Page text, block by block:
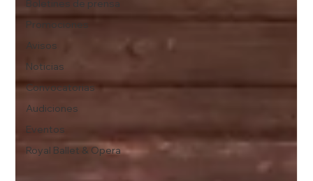
Boletines de prensa
Promociones
Avisos
Noticias
Convocatorias
Audiciones
Eventos
Royal Ballet & Opera